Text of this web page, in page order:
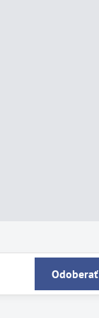
Odoberať